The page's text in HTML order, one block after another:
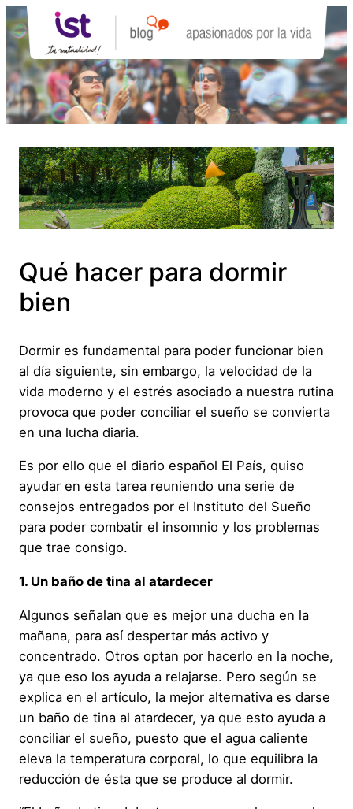
Saltar
al
contenido
Qué hacer para dormir
bien
Dormir es fundamental para poder funcionar bien
al día siguiente, sin embargo, la velocidad de la
vida moderno y el estrés asociado a nuestra rutina
provoca que poder conciliar el sueño se convierta
en una lucha diaria.
Es por ello que el diario español El País, quiso
ayudar en esta tarea reuniendo una serie de
consejos entregados por el Instituto del Sueño
para poder combatir el insomnio y los problemas
que trae consigo.
1. Un baño de tina al atardecer
Algunos señalan que es mejor una ducha en la
mañana, para así despertar más activo y
concentrado. Otros optan por hacerlo en la noche,
ya que eso los ayuda a relajarse. Pero según se
explica en el artículo, la mejor alternativa es darse
un baño de tina al atardecer, ya que esto ayuda a
conciliar el sueño, puesto que el agua caliente
eleva la temperatura corporal, lo que equilibra la
reducción de ésta que se produce al dormir.